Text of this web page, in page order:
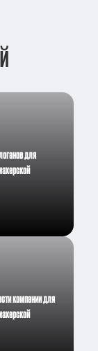
для
компании для